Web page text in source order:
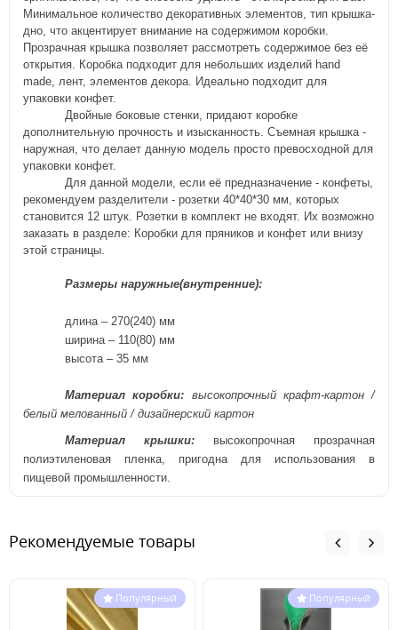
Минимальное количество декоративных элементов, тип крышка-
дно, что акцентирует внимание на содержимом коробки.
Прозрачная крышка позволяет рассмотреть содержимое без её
открытия. Коробка подходит для небольших изделий hand
made , лент, элементов декора. Идеально подходит для
упаковки конфет.
Двойные боковые стенки, придают коробке
дополнительную прочность и изысканность. Съемная крышка -
наружная, что делает данную модель просто превосходной для
упаковки конфет.
Для данной модели, если её предназначение - конфеты,
рекомендуем разделители - розетки 40*40*30 мм, которых
становится 12 штук. Розетки в комплект не входят. Их возможно
заказать в разделе: Коробки для пряников и конфет или внизу
этой страницы.
Размеры наружные(внутренние):
длина – 270(240) мм
ширина – 110(80) мм
высота –35 мм
Материал коробки: высокопрочный крафт-картон /
белый мелованный / дизайнерский картон
Материал крышки: высокопрочная
прозрачная
полиэтиленовая пленка, пригодна для использования в
пищевой промышленности.
Рекомендуемые товары
Популярный Популярный